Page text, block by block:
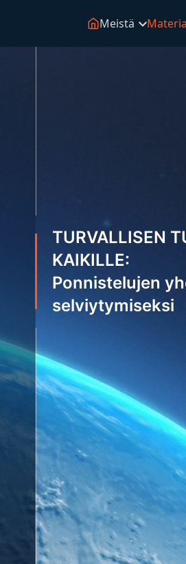
Meistä
TURVALLISEN
KAIKILLE:
Ponnistelujen
selviytymiseksi